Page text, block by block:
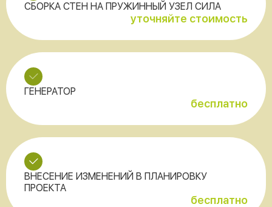
СБОРКА СТЕН НА ПРУЖИННЫЙ УЗЕЛ СИЛА
уточняйте стоимость
ГЕНЕРАТОР
бесплатно
ВНЕСЕНИЕ ИЗМЕНЕНИЙ В ПЛАНИРОВКУ
ПРОЕКТА
бесплатно